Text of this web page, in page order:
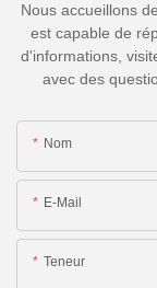
Nous accueillons
est capable de
d'informations,
avec des
Nom
E-Mail
Teneur